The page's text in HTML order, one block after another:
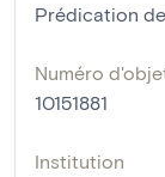
Prédication
Numéro
10151881
Institution